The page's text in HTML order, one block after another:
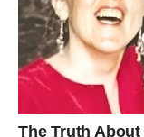
Pitanje je samo da
Srce traži
možete